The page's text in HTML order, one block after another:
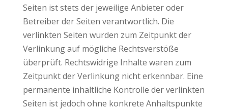
Seiten ist stets der jeweilige Anbieter oder
Betreiber der Seiten verantwortlich. Die
verlinkten Seiten wurden zum Zeitpunkt der
Verlinkung auf mögliche Rechtsverstöße
überprüft. Rechtswidrige Inhalte waren zum
Zeitpunkt der Verlinkung nicht erkennbar. Eine
permanente inhaltliche Kontrolle der verlinkten
Seiten ist jedoch ohne konkrete Anhaltspunkte